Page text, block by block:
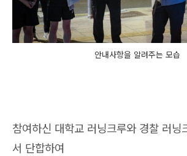
안내사항을 알려주는 모습
참여하신 대학교 러닝크루와 경찰 러닝
서 단합하여